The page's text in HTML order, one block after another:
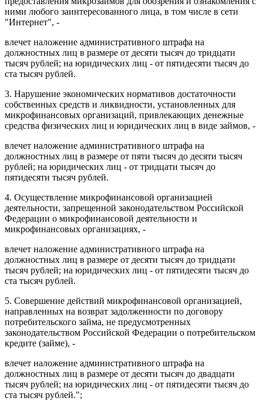
ними любого заинтересованного лица, в том числе в сети
"Интернет", -
влечет наложение административного штрафа на
должностных лиц в размере от десяти тысяч до тридцати
тысяч рублей; на юридических лиц - от пятидесяти тысяч до
ста тысяч рублей.
3. Нарушение экономических нормативов достаточности
собственных средств и ликвидности, установленных для
микрофинансовых организаций, привлекающих денежные
средства физических лиц и юридических лиц в виде займов, -
влечет наложение административного штрафа на
должностных лиц в размере от пяти тысяч до десяти тысяч
рублей; на юридических лиц - от тридцати тысяч до
пятидесяти тысяч рублей.
4. Осуществление микрофинансовой организацией
деятельности, запрещенной законодательством Российской
Федерации о микрофинансовой деятельности и
микрофинансовых организациях, -
влечет наложение административного штрафа на
должностных лиц в размере от десяти тысяч до тридцати
тысяч рублей; на юридических лиц - от пятидесяти тысяч до
ста тысяч рублей.
5. Совершение действий микрофинансовой организацией,
направленных на возврат задолженности по договору
потребительского займа, не предусмотренных
законодательством Российской Федерации о потребительском
кредите (займе), -
влечет наложение административного штрафа на
должностных лиц в размере от десяти тысяч до двадцати
тысяч рублей; на юридических лиц - от пятидесяти тысяч до
ста тысяч рублей.";